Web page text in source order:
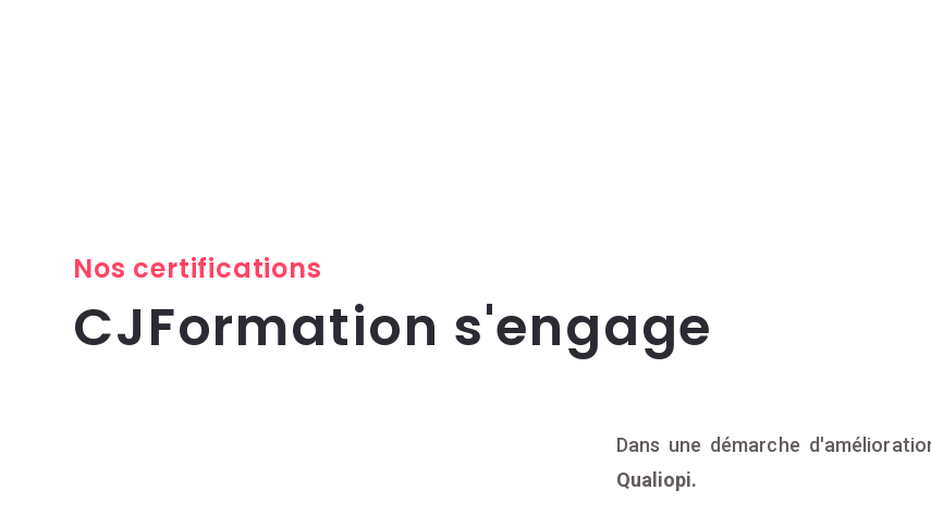
Nos certifications
CJFormation s'engage
Dans une démarche
Qualiopi.